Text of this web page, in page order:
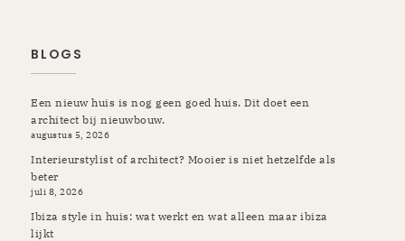
BLOGS
Een nieuw huis is nog geen goed huis. Dit doet een
architect bij nieuwbouw.
augustus 5, 2026
Interieurstylist of architect? Mooier is niet hetzelfde als
beter
juli 8, 2026
Ibiza style in huis: wat werkt en wat alleen maar ibiza
lijkt